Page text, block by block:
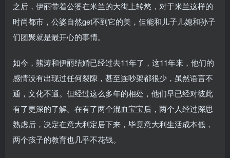
之后，伊丽带着公婆在米兰的大街上转悠，对于米兰这样的
时尚都市，公婆自然get不到它的美，但能和儿子儿媳和孙子
们团聚就是最开心的事情。
如今，熊涛和伊丽结婚已经过去11年了，这11年来，他们的
感情没有出现过任何裂隙，甚至连吵架都很少，虽然语言不
通，文化不通。但经过这么多年的相处，他们早已经对彼此
有了更深的了解。在有了两个混血宝宝后，两个人经过深思
熟虑后，决定在意大利定居下来，毕竟意大利生活成本低，
两个孩子的教育也几乎不花钱。